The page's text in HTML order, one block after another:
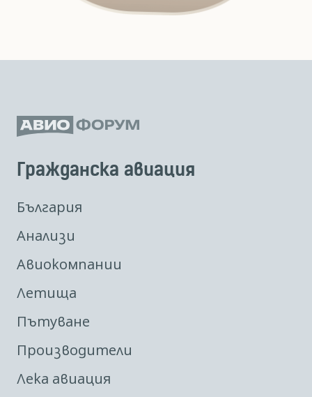
Гражданска авиация
България
Анализи
Авиокомпании
Летища
Пътуване
Производители
Лека авиация